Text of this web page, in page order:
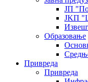
ЈП
ЈKП
Образовање
Привреда
Привреда